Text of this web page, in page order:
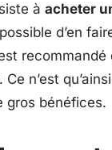
à acheter
possible d’en
recommandé
n’est
gros bénéfices.